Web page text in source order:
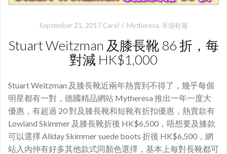
September 21, 2017 Carol Mytheresa, 手袋鞋履
Stuart Weitzman 及膝長靴 86 折，每
對減 HK$1,000
Stuart Weitzman 及膝長靴近兩年熱賣到不得了，幾乎每個
明星都有一對，德國精品網站 Mytheresa 推出一年一度大
優惠，有超過 20 對及膝長靴和短靴有折扣優惠，熱賣款有
Lowland Skimmer 及膝長靴折後 HK$6,500，唔想要及膝款
可以選擇 Allday Skimmer suede boots 折後 HK$6,500，網
站入內仲有好多其他款式同顏色選擇，基本上每對長靴都可